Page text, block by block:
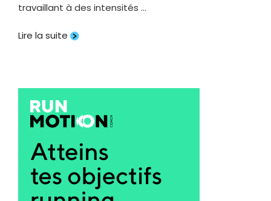
travaillant à des intensités …
Lire la suite